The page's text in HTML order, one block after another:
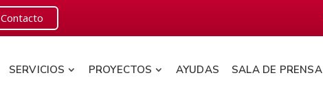
Contacto
SERVICIOS PROYECTOS AYUDAS SALA DE PRENSA